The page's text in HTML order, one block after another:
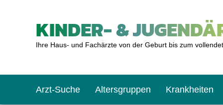
KINDER- &
Ihre Haus- und Fachärzte von der Geburt bis zum
Arzt-Suche Altersgruppen Krankheiten